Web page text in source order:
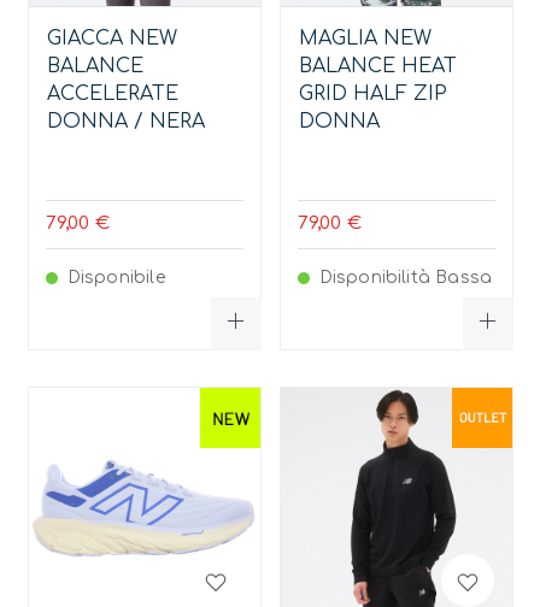
GIACCA NEW
BALANCE
ACCELERATE
DONNA / NERA
79,00 €
Disponibile
MAGLIA NEW
BALANCE HEAT
GRID HALF ZIP
DONNA
79,00 €
Disponibilità Bassa